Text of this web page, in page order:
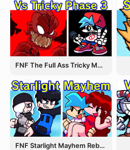
FNF The Full Ass Tricky MOD
FNF Starlight Mayhem Rebooted